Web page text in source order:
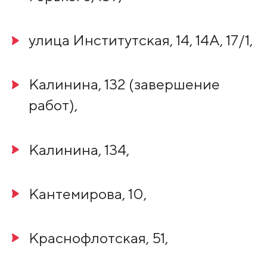
улица Институтская, 14, 14А, 17/1,
Калинина, 132 (завершение
работ),
Калинина, 134,
Кантемирова, 10,
Краснофлотская, 51,